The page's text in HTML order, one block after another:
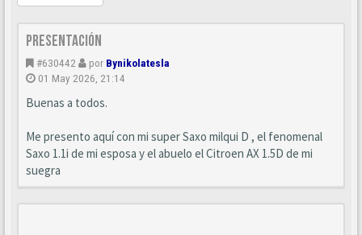
Presentación
#630442 por Bynikolatesla
01 May 2026, 21:14
Buenas a todos.
Me presento aquí con mi super Saxo milqui D , el fenomenal
Saxo 1.1i de mi esposa y el abuelo el Citroen AX 1.5D de mi
suegra